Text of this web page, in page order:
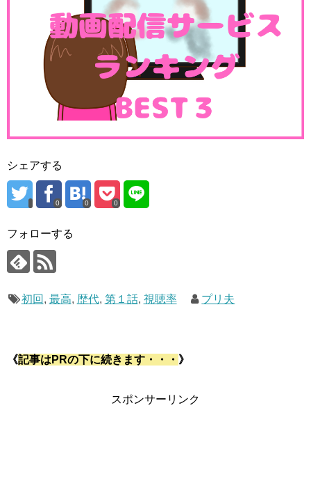
シェアする
0 0 0
フォローする
初回 , 最高, 歴代, 第１話, 視聴率 プリ夫
《記事はPRの下に続きます・・・ 》
スポンサーリンク